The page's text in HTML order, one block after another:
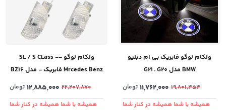
ولکام لوگو فابریک بی ام دبلیو
BMW مدل G20 ـ G21
19,801,454
11,762,000 تومان
همیشه با شما همیشه در کنار شما
ولکام لوگو -SL / S CLass -
Mrcedes Benz فابریک - مدل BZ16
22,207,870
12,885,000 تومان
همیشه با شما همیشه در کنار شما